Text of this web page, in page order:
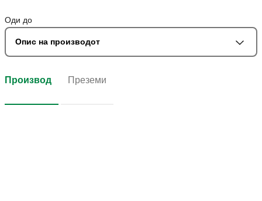
Оди до
Опис на производот
Производ Преземи